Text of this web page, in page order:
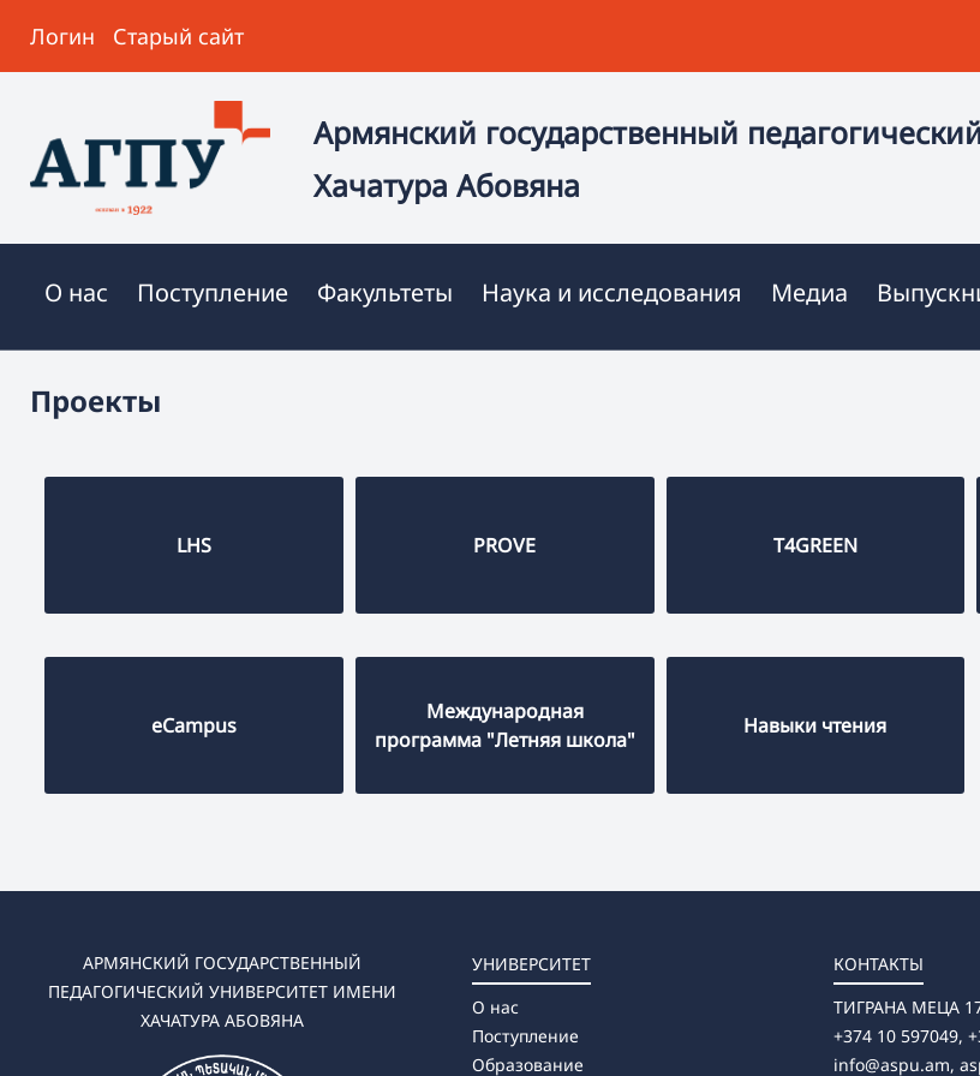
Логин Старый сайт
Армянский государственный
Хачатура Абовяна
О нас Поступление Факультеты Наука и исследования Медиа
Проекты
LHS PROVE T4GREEN
eCampus
Международная
программа "Летняя школа"
Навыки чтения
АРМЯНСКИЙ ГОСУДАРСТВЕННЫЙ
ПЕДАГОГИЧЕСКИЙ УНИВЕРСИТЕТ ИМЕНИ
ХАЧАТУРА АБОВЯНА
УНИВЕРСИТЕТ
О нас
Поступление
Образование
КОНТАКТЫ
ТИГРАНА МЕЦА
+374 10 597049,
info@aspu.am,